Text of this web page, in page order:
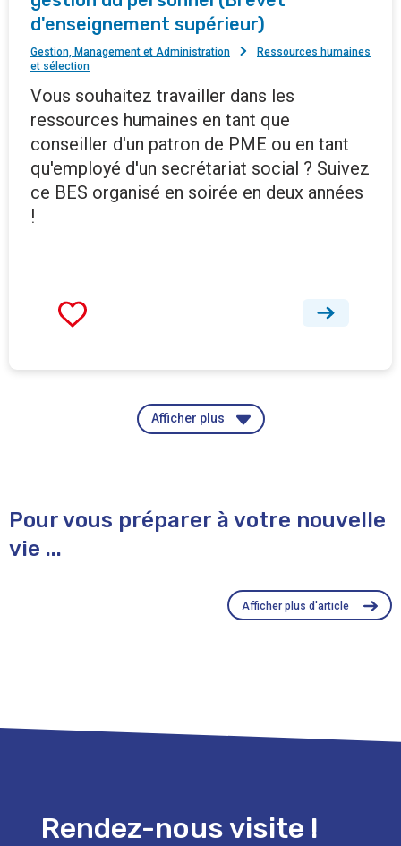
d'enseignement supérieur)
Gestion, Management et Administration
Ressources humaines
et sélection
Vous souhaitez travailler dans les
ressources humaines en tant que
conseiller d'un patron de PME ou en tant
qu'employé d'un secrétariat social ? Suivez
ce BES organisé en soirée en deux années
!
Afficher plus
Pour vous préparer à votre nouvelle
vie ...
Afficher plus d'article
Rendez-nous visite !